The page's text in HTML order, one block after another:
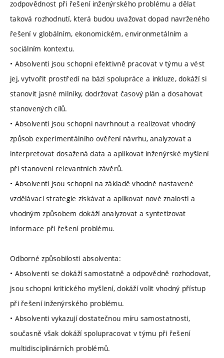
zodpovědnost při řešení inženýrského problému a dělat
taková rozhodnutí, která budou uvažovat dopad navrženého
řešení v globálním, ekonomickém, environmetálním a
sociálním kontextu.
• Absolventi jsou schopni efektivně pracovat v týmu a vést
jej, vytvořit prostředí na bázi spolupráce a inkluze, dokáží si
stanovit jasné milníky, dodržovat časový plán a dosahovat
stanovených cílů.
• Absolventi jsou schopni navrhnout a realizovat vhodný
způsob experimentálního ověření návrhu, analyzovat a
interpretovat dosažená data a aplikovat inženýrské myšlení
při stanovení relevantních závěrů.
• Absolventi jsou schopni na základě vhodně nastavené
vzdělávací strategie získávat a aplikovat nové znalosti a
vhodným způsobem dokáží analyzovat a syntetizovat
informace při řešení problému.
Odborné způsobilosti absolventa:
• Absolventi se dokáží samostatně a odpovědně rozhodovat,
jsou schopni kritického myšlení, dokáží volit vhodný přístup
při řešení inženýrského problému.
• Absolventi vykazují dostatečnou míru samostatnosti,
současně však dokáží spolupracovat v týmu při řešení
multidisciplinárních problémů.